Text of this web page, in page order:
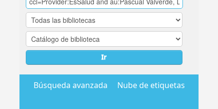
Ir
Búsqueda avanzada Nube de etiquetas